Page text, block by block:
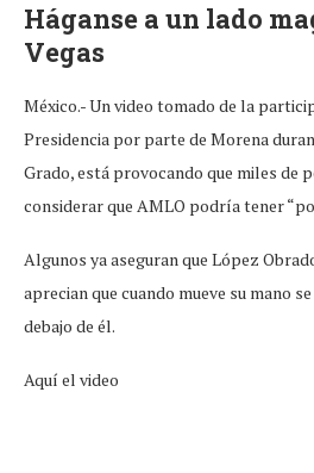
Háganse a un lado
Vegas
México.- Un video tomado de la
Presidencia por parte de Morena
Grado, está provocando que miles de
considerar que AMLO podría tener
Algunos ya aseguran que López
aprecian que cuando mueve su mano
debajo de él.
Aquí el video